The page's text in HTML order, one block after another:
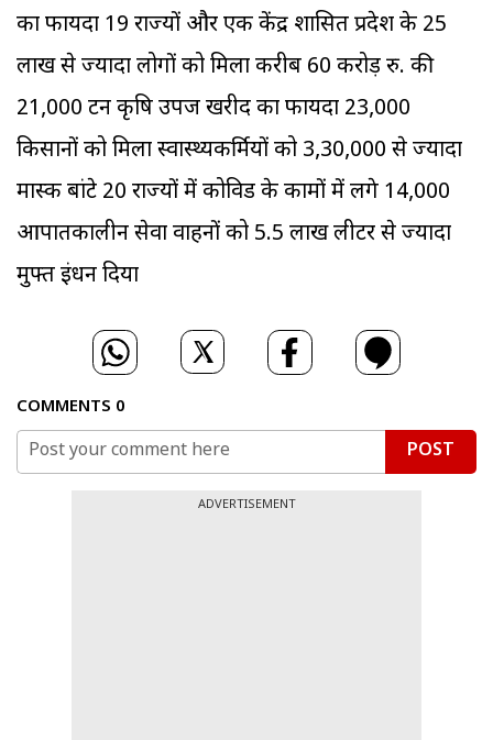
का फायदा 19 राज्यों और एक केंद्र शासित प्रदेश के 25
लाख से ज्यादा लोगों को मिला करीब 60 करोड़ रु. की
21,000 टन कृषि उपज खरीद का फायदा 23,000
किसानों को मिला स्वास्थ्यकर्मियों को 3,30,000 से ज्यादा
मास्क बांटे 20 राज्यों में कोविड के कामों में लगे 14,000
आपातकालीन सेवा वाहनों को 5.5 लाख लीटर से ज्यादा
मुफ्त ईंधन दिया
COMMENTS 0
POST
ADVERTISEMENT